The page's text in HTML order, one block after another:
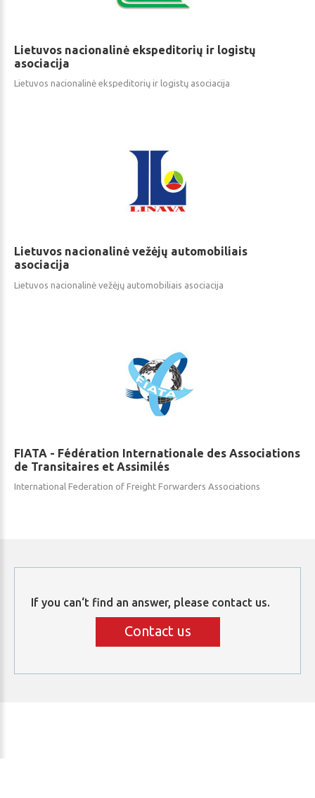
Lietuvos nacionalinė ekspeditorių ir logistų
asociacija
Lietuvos nacionalinė ekspeditorių ir logistų asociacija
Lietuvos nacionalinė vežėjų automobiliais
asociacija
Lietuvos nacionalinė vežėjų automobiliais asociacija
FIATA - Fédération Internationale des Associations
de Transitaires et Assimilés
International Federation of Freight Forwarders Associations
If you can‘t find an answer, please contact us.
Contact us